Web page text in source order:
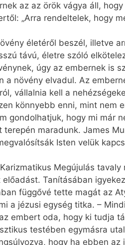
az az örök vágya áll,
„Arra rendeltelek, hogy
életéről beszél, illetve
távú, életre szóló
úgy az embernek is
a növény elvadul. Az
vállalnia kell a
könnyebb enni, mint nem
gondolhatjuk, hogy mi már
maradunk. James
Isten velük
Megújulás
Tanításában
függővé tette magát az
a jézusi egység titka. –
embert oda, hogy ki tudja
testében egymásra
hogy ha ebben az